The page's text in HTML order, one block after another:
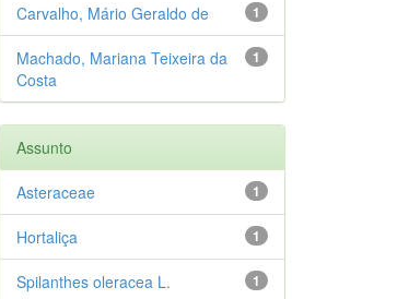
1
Carvalho, Mário Geraldo de
1
Machado, Mariana Teixeira da
Costa
Assunto
1
Asteraceae
1
Hortaliça
1
Spilanthes oleracea L.